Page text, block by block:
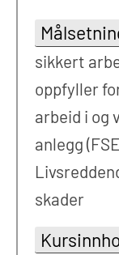
sikkert
oppfyller
arbeid i og
anlegg
skader